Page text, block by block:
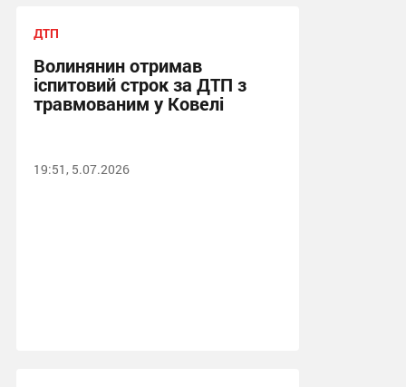
ДТП
Волинянин отримав
іспитовий строк за ДТП з
травмованим у Ковелі
19:51, 5.07.2026